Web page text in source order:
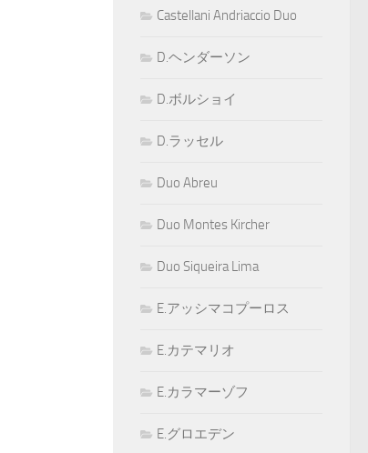
Castellani Andriaccio Duo
D.ヘンダーソン
D.ボルショイ
D.ラッセル
Duo Abreu
Duo Montes Kircher
Duo Siqueira Lima
E.アッシマコプーロス
E.カテマリオ
E.カラマーゾフ
E.グロエデン